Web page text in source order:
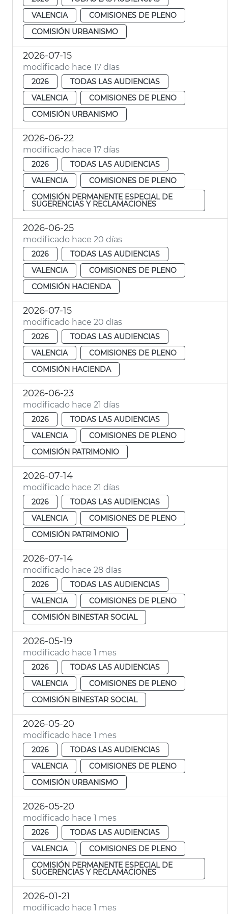
VALENCIA
COMISIONES DE PLENO
COMISIÓN URBANISMO
2026-07-15
modificado hace 17 días
2026
TODAS LAS AUDIENCIAS
VALENCIA
COMISIONES DE PLENO
COMISIÓN URBANISMO
2026-06-22
modificado hace 17 días
2026
TODAS LAS AUDIENCIAS
VALENCIA
COMISIONES DE PLENO
COMISIÓN PERMANENTE ESPECIAL DE
SUGERENCIAS Y RECLAMACIONES
2026-06-25
modificado hace 20 días
2026
TODAS LAS AUDIENCIAS
VALENCIA
COMISIONES DE PLENO
COMISIÓN HACIENDA
2026-07-15
modificado hace 20 días
2026
TODAS LAS AUDIENCIAS
VALENCIA
COMISIONES DE PLENO
COMISIÓN HACIENDA
2026-06-23
modificado hace 21 días
2026
TODAS LAS AUDIENCIAS
VALENCIA
COMISIONES DE PLENO
COMISIÓN PATRIMONIO
2026-07-14
modificado hace 21 días
2026
TODAS LAS AUDIENCIAS
VALENCIA
COMISIONES DE PLENO
COMISIÓN PATRIMONIO
2026-07-14
modificado hace 28 días
2026
TODAS LAS AUDIENCIAS
VALENCIA
COMISIONES DE PLENO
COMISIÓN BINESTAR SOCIAL
2026-05-19
modificado hace 1 mes
2026
TODAS LAS AUDIENCIAS
VALENCIA
COMISIONES DE PLENO
COMISIÓN BINESTAR SOCIAL
2026-05-20
modificado hace 1 mes
2026
TODAS LAS AUDIENCIAS
VALENCIA
COMISIONES DE PLENO
COMISIÓN URBANISMO
2026-05-20
modificado hace 1 mes
2026
TODAS LAS AUDIENCIAS
VALENCIA
COMISIONES DE PLENO
COMISIÓN PERMANENTE ESPECIAL DE
SUGERENCIAS Y RECLAMACIONES
2026-01-21
modificado hace 1 mes